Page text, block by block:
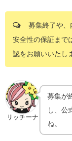
募集終了や、
安全性の保証まで
認をお願いいたし
リッチーナ
募集が
し、公
ね。